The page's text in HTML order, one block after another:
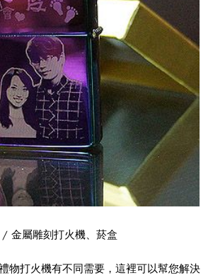
金屬雕刻打火機、菸盒
物打火機有不同需要，這裡可以幫您解決